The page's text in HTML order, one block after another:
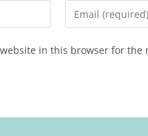
in this browser for the